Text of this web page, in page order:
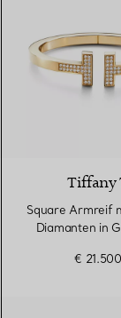
Tiffany
Square Armreif
Diamanten in
€ 21.500